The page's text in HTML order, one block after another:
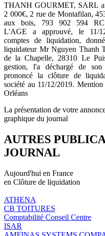
THANH GOURMET, SARL
2 000€, 2 rue de Montafilan,
aux bois, 793 902 594
L'AGE a approuvé, le 11/
comptes de liquidation,
liquidateur Mr Nguyen Thanh
de la Chapelle, 28310 Le
gestion, l'a déchargé de
prononcé la clôture de
société au 11/12/2019.
Orléans
La présentation de votre
graphique du journal
AUTRES
JOURNAL
Aujourd'hui en France
en Clôture de liquidation
ATHENA
CB TOITURES
Comptabilité Conseil Centre
ISAR